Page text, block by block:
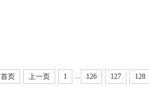
首页 上一页 1 ... 126 127 128